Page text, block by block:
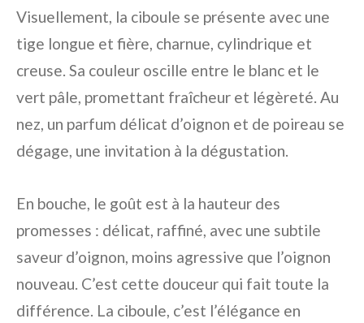
Visuellement, la ciboule se présente avec une
tige longue et fière, charnue, cylindrique et
creuse. Sa couleur oscille entre le blanc et le
vert pâle, promettant fraîcheur et légèreté. Au
nez, un parfum délicat d’oignon et de poireau se
dégage, une invitation à la dégustation.
En bouche, le goût est à la hauteur des
promesses : délicat, raffiné, avec une subtile
saveur d’oignon, moins agressive que l’oignon
nouveau. C’est cette douceur qui fait toute la
différence. La ciboule, c’est l’élégance en